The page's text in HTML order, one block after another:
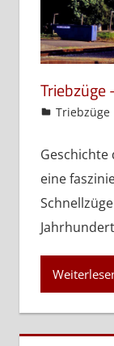
Triebzüge
admin
Triebzüge
Geschichte
eine